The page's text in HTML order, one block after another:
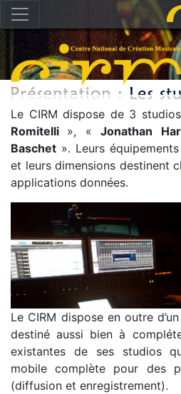
Le CIRM dispose de 3
Romitelli », «Jonathan
Baschet ». Leurs
et leurs dimensions destinent
applications données.
Le CIRM dispose en outre
destiné aussi bien à
existantes de ses studios
mobile complète pour des
(diffusion et enregistrement).